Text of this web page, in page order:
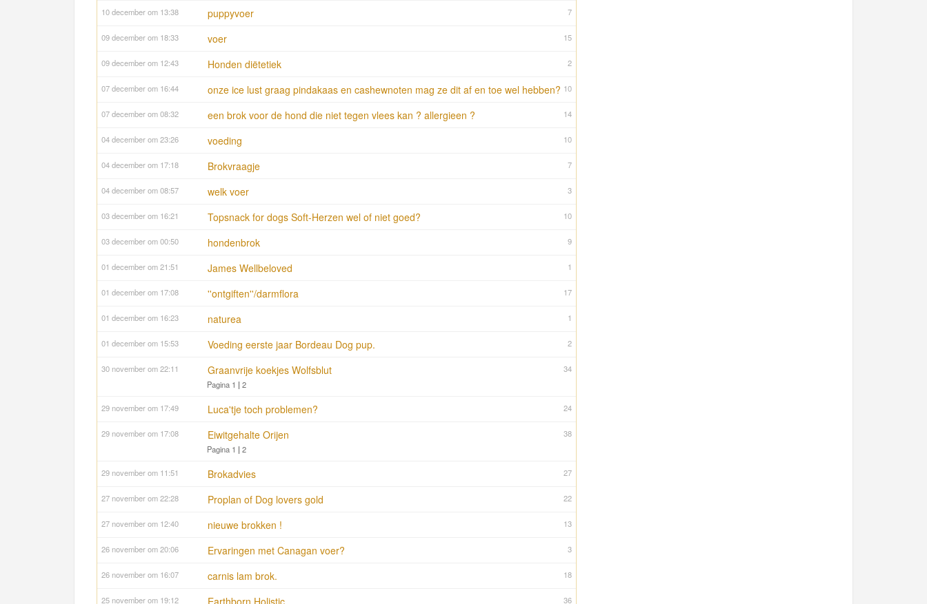
7
10 december om 13:38 puppyvoer
15
09 december om 18:33 voer
2
09 december om 12:43 Honden diëtetiek
10
07 december om 16:44 onze ice lust graag pindakaas en cashewnoten mag ze dit af en toe wel hebben?
14
07 december om 08:32 een brok voor de hond die niet tegen vlees kan ? allergieen ?
10
04 december om 23:26 voeding
7
04 december om 17:18 Brokvraagje
3
04 december om 08:57 welk voer
10
03 december om 16:21 Topsnack for dogs Soft-Herzen wel of niet goed?
9
03 december om 00:50 hondenbrok
1
01 december om 21:51 James Wellbeloved
17
01 december om 17:08 ''ontgiften''/darmflora
1
01 december om 16:23 naturea
2
01 december om 15:53 Voeding eerste jaar Bordeau Dog pup.
34
30 november om 22:11 Graanvrije koekjes Wolfsblut
Pagina 1 | 2
24
29 november om 17:49 Luca'tje toch problemen?
38
29 november om 17:08 Eiwitgehalte Orijen
Pagina 1 | 2
27
29 november om 11:51 Brokadvies
22
27 november om 22:28 Proplan of Dog lovers gold
13
27 november om 12:40 nieuwe brokken !
3
26 november om 20:06 Ervaringen met Canagan voer?
18
26 november om 16:07 carnis lam brok.
36
25 november om 19:12